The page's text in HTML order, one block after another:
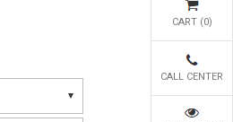
CART (0)
CALL CENTER